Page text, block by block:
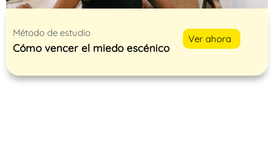
Método de estudio
Cómo vencer el miedo escénico
Ver ahora